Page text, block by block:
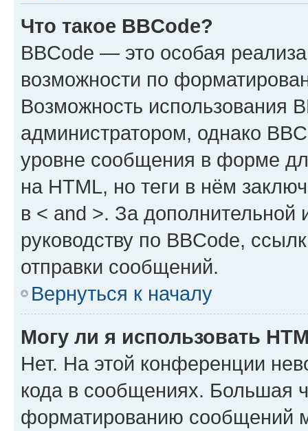
Что такое BBCode?
BBCode — это особая
возможности по
Возможность использования
администратором, однако
уровне сообщения в форме
на HTML, но теги в нём
в < and >. За
руководству по BBCode,
отправки сообщений.
Вернуться к началу
Могу ли я использовать
Нет. На этой конференции
кода в сообщениях. Большая
форматированию сообщений